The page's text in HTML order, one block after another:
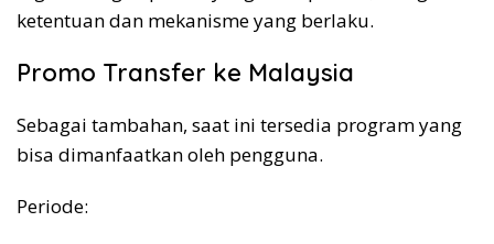
ketentuan dan mekanisme yang berlaku.
Promo Transfer ke Malaysia
Sebagai tambahan, saat ini tersedia program yang
bisa dimanfaatkan oleh pengguna.
Periode: